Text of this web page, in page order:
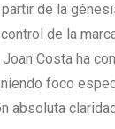
de la
de la
Joan Costa ha
foco
absoluta